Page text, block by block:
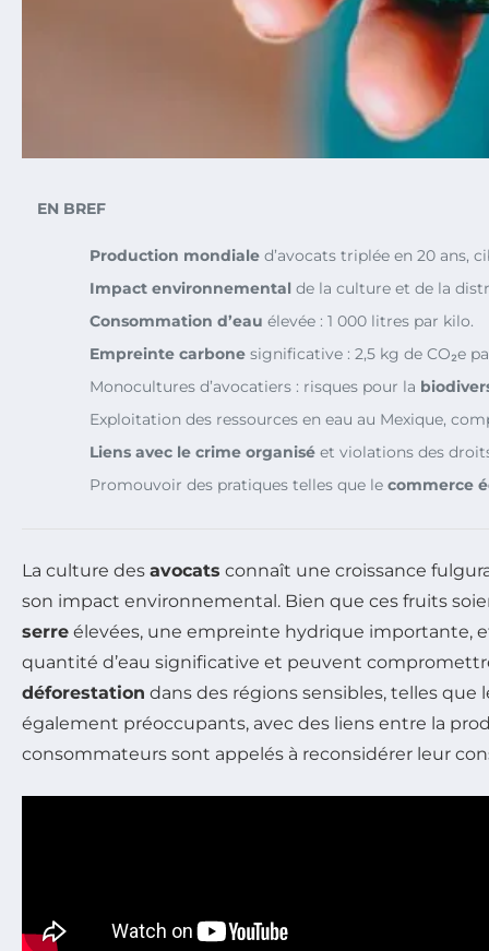
EN BREF
Production mondiale d’avocats triplée en 20 ans,
Impact environnemental de la culture et de la
Consommation d’eau élevée : 1 000 litres par kilo.
Empreinte carbone significative : 2,5 kg de CO₂e
Monocultures d’avocatiers : risques pour la
Exploitation des ressources en eau au Mexique,
Liens avec le crime organisé et violations des
Promouvoir des pratiques telles que le commerce
La culture des avocats connaît une croissance
son impact environnemental. Bien que ces fruits
serre élevées, une empreinte hydrique importante,
quantité d’eau significative et peuvent
déforestation dans des régions sensibles, telles que
également préoccupants, avec des liens entre la
consommateurs sont appelés à reconsidérer leur